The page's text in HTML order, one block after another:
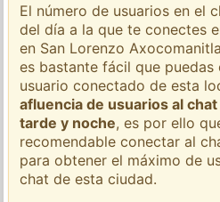
El número de usuarios en el
del día a la que te conectes
en San Lorenzo
es bastante fácil que
usuario conectado de esta
afluencia de usuarios al
tarde y noche, es por ello
recomendable conectar al
para obtener el máximo de
chat de esta ciudad.